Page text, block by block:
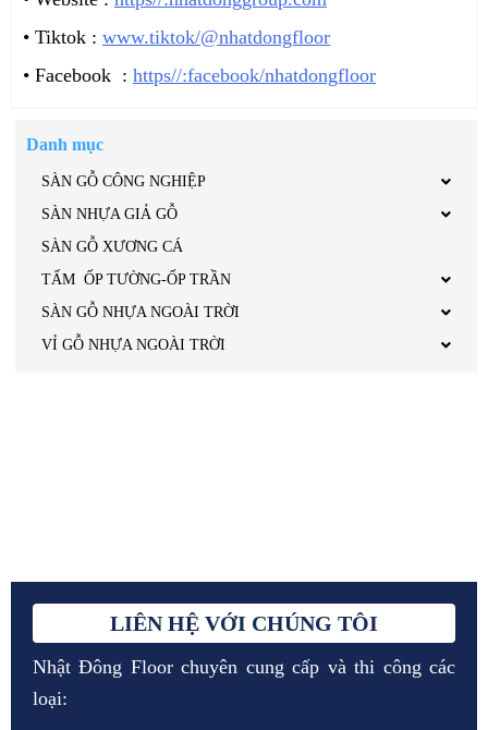
• Tiktok : www.tiktok/@nhatdongfloor
• Facebook : https//:facebook/nhatdongfloor
Danh mục
SÀN GỖ CÔNG NGHIỆP
SÀN NHỰA GIẢ GỖ
SÀN GỖ XƯƠNG CÁ
TẤM ỐP TƯỜNG-ỐP TRẦN
SÀN GỖ NHỰA NGOÀI TRỜI
VỈ GỖ NHỰA NGOÀI TRỜI
LIÊN HỆ VỚI CHÚNG TÔI
Nhật Đông Floor chuyên cung cấp và thi công các
loại: